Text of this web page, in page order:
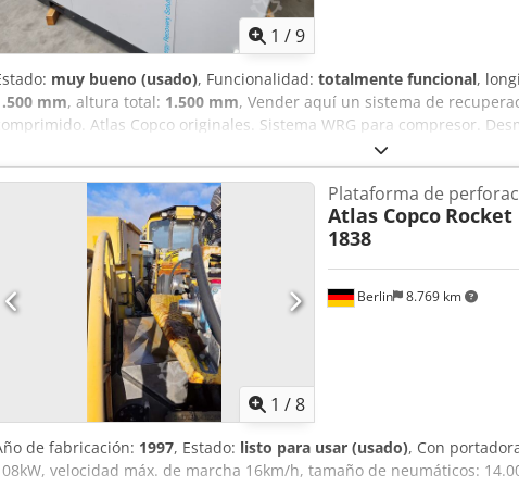
1 /9
muy bueno (usado), Funcionalidad: totalmente funcional,
mm, altura total: 1.500 mm, Vender aquí un sistema de
Atlas Copco originales. Sistema WRG para compresor.
insuficiente del compresor. Casi no se usó :( Unidad de recuperación de
adjuntos en PDF. Chsdpjp N H Huofx Ad Sja Para compresor
Convierta su compresor ZR sin aceite y refrigerado por agua en una
con ER, nuestra unidad de recuperación de energía. Potencia: 90
agua de reserva - redundancia 2do intercambiador de calor - Muy buen
¡mala planificación! Lamentablemente ya no hay documentos
1 /8
Berlin 8.769 km
Plataforma de
Atlas Copco Rocket
1838
de fabricación: 1997, Estado: listo para usar (usado), Con
velocidad máx. de marcha 16km/h, tamaño de neumáticos: